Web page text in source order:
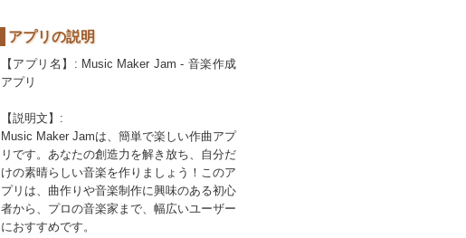
アプリの説明
【アプリ名】: Music Maker Jam - 音楽作成
アプリ
【説明文】:
Music Maker Jamは、簡単で楽しい作曲アプ
リです。あなたの創造力を解き放ち、自分だ
けの素晴らしい音楽を作りましょう！このア
プリは、曲作りや音楽制作に興味のある初心
者から、プロの音楽家まで、幅広いユーザー
におすすめです。